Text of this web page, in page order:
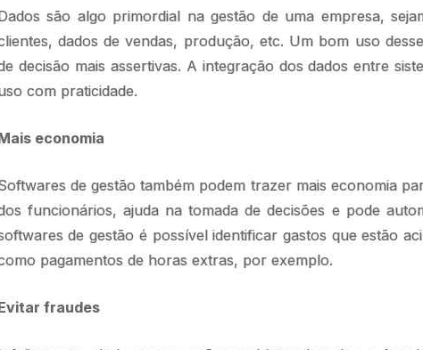
são algo primordial na gestão de uma empresa,
dados de vendas, produção, etc. Um bom uso
decisão mais assertivas. A integração dos dados entre
com praticidade.
economia
de gestão também podem trazer mais economia
funcionários, ajuda na tomada de decisões e pode
de gestão é possível identificar gastos que estão
pagamentos de horas extras, por exemplo.
fraudes